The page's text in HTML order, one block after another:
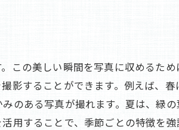
四季の変化で写真に彩るヒント
じる旅館での写真の楽しみ方
間を四季の写真で記念に残す
で感じ取るための写真術
この美しい瞬間を写真に収めるた
影することができます。例えば、
のある写真が撮れます。夏は、緑
用することで、季節ごとの特徴を